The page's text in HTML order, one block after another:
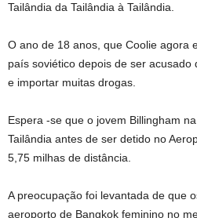
Tailândia da Tailândia à Tailândia.
O ano de 18 anos, que Coolie agora
país soviético depois de ser acusado
e importar muitas drogas.
Espera -se que o jovem Billingham
Tailândia antes de ser detido no
5,75 milhas de distância.
A preocupação foi levantada de que
aeroporto de Bangkok feminino no